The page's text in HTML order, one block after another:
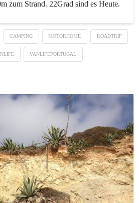
zum Strand. 22Grad sind es Heute.
CAMPING MOTORHOME ROADTRIP
VANLIFEPORTUGAL